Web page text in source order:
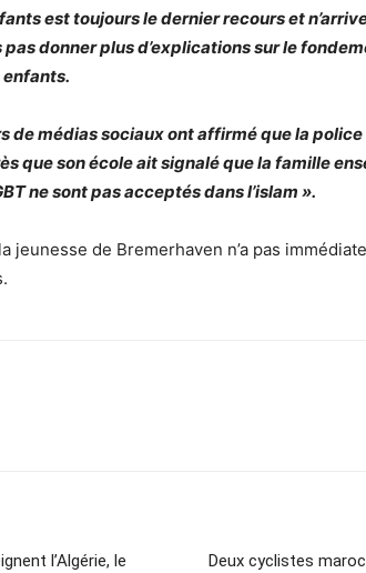
est toujours le dernier recours et
pas donner plus d’explications sur le
de médias sociaux ont affirmé que la police
que son école ait signalé que la famille
ne sont pas acceptés dans l’islam ».
jeunesse de Bremerhaven n’a pas
l’Algérie, le
Deux cyclistes